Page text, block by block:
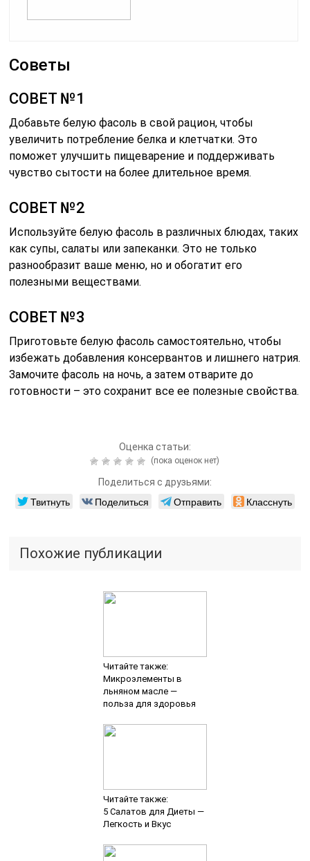
Советы
СОВЕТ №1
Добавьте белую фасоль в свой рацион, чтобы
увеличить потребление белка и клетчатки. Это
поможет улучшить пищеварение и поддерживать
чувство сытости на более длительное время.
СОВЕТ №2
Используйте белую фасоль в различных блюдах, таких
как супы, салаты или запеканки. Это не только
разнообразит ваше меню, но и обогатит его
полезными веществами.
СОВЕТ №3
Приготовьте белую фасоль самостоятельно, чтобы
избежать добавления консервантов и лишнего натрия.
Замочите фасоль на ночь, а затем отварите до
готовности – это сохранит все ее полезные свойства.
Оценка статьи:
(пока оценок нет)
Поделиться с друзьями:
Твитнуть Поделиться Отправить Класснуть
Похожие публикации
Читайте также:
Микроэлементы в
льняном масле —
польза для здоровья
Читайте также:
5 Салатов для Диеты —
Легкость и Вкус